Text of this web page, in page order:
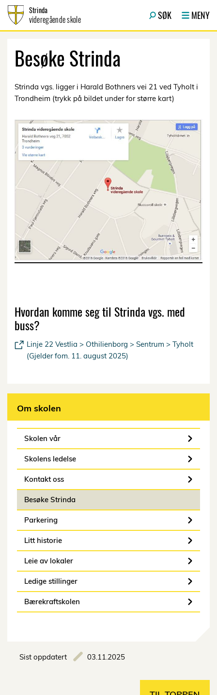
Strinda
videregående skole SØK MENY
Besøke Strinda
Strinda vgs. ligger i Harald Bothners vei 21 ved Tyholt i
Trondheim (trykk på bildet under for større kart)
Hvordan komme seg til Strinda vgs. med
buss?
Linje 22 Vestlia > Othilienborg > Sentrum > Tyholt
(Gjelder fom. 11. august 2025)
Om skolen
Skolen vår
Skolens ledelse
Kontakt oss
Besøke Strinda
Parkering
Litt historie
Leie av lokaler
Ledige stillinger
Bærekraftskolen
Sist oppdatert 03.11.2025